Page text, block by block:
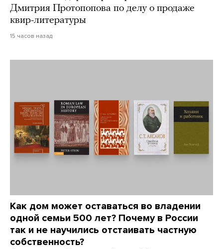
Дмитрия Протопопова по делу о продаже
квир-литературы
15 часов назад
Как дом может оставаться во владении
одной семьи 500 лет? Почему в России
так и не научились отстаивать частную
собственность?